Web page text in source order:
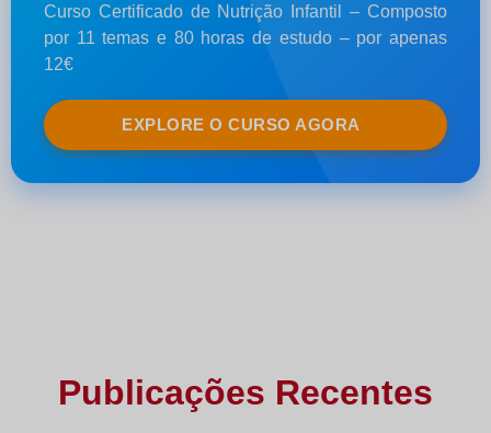
Curso Certificado de Nutrição Infantil – Composto
por 11 temas e 80 horas de estudo – por apenas
12€
EXPLORE O CURSO AGORA
Publicações Recentes